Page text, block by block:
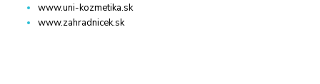
www.uni-kozmetika.sk
www.zahradnicek.sk